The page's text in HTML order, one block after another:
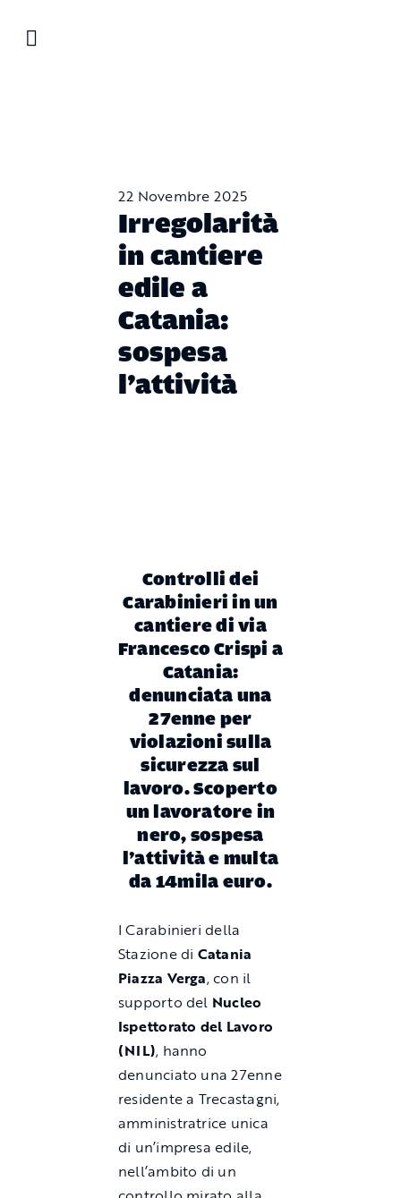
22 Novembre 2025
Irregolarità
in cantiere
edile a
Catania:
sospesa
l’attività
Controlli dei
Carabinieri in un
cantiere di via
Francesco Crispi a
Catania:
denunciata una
27enne per
violazioni sulla
sicurezza sul
lavoro. Scoperto
un lavoratore in
nero, sospesa
l’attività e multa
da 14mila euro.
I Carabinieri della
Stazione di Catania
Piazza Verga, con il
supporto del Nucleo
Ispettorato del Lavoro
(NIL), hanno
denunciato una 27enne
residente a Trecastagni,
amministratrice unica
di un’impresa edile,
nell’ambito di un